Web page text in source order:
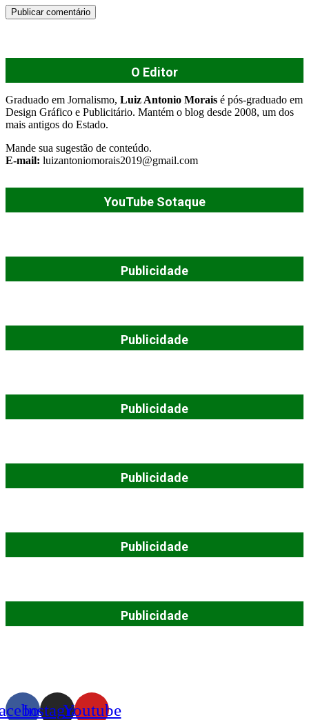
O Editor
Graduado em Jornalismo, Luiz Antonio Morais é pós-graduado em
Design Gráfico e Publicitário. Mantém o blog desde 2008, um dos
mais antigos do Estado.
Mande sua sugestão de conteúdo.
E-mail: luizantoniomorais2019@gmail.com
YouTube Sotaque
Publicidade
Publicidade
Publicidade
Publicidade
Publicidade
Publicidade
InstagramYoutube